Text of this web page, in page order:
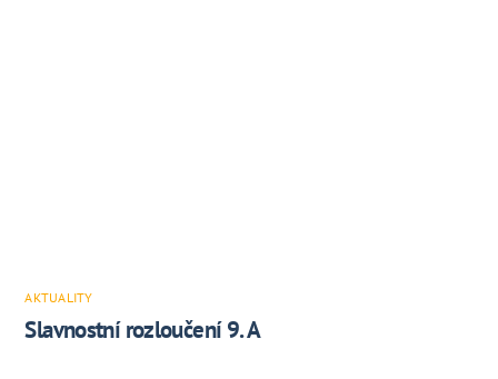
AKTUALITY
Slavnostní rozloučení 9. A